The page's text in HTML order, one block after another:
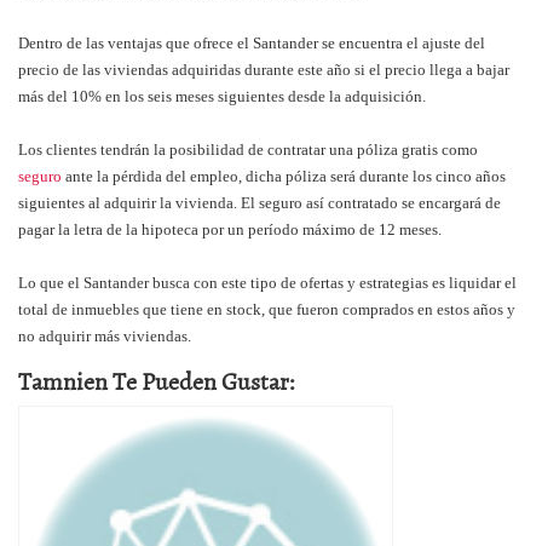
Dentro de las ventajas que ofrece el Santander se encuentra el ajuste del
precio de las viviendas adquiridas durante este año si el precio llega a bajar
más del 10% en los seis meses siguientes desde la adquisición.
Los clientes tendrán la posibilidad de contratar una póliza gratis como
seguro ante la pérdida del empleo, dicha póliza será durante los cinco años
siguientes al adquirir la vivienda. El seguro así contratado se encargará de
pagar la letra de la hipoteca por un período máximo de 12 meses.
Lo que el Santander busca con este tipo de ofertas y estrategias es liquidar el
total de inmuebles que tiene en stock, que fueron comprados en estos años y
no adquirir más viviendas.
Tamnien Te Pueden Gustar: